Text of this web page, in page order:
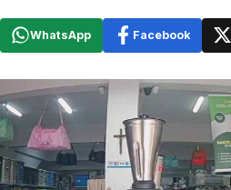
WhatsApp Facebook